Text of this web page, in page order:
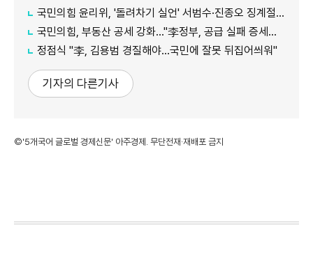
국민의힘 윤리위, '돌려차기 실언' 서범수·진종오 징계절차 개시
국민의힘, 부동산 공세 강화..."李정부, 공급 실패 증세로 덮으려 해"
정점식 "李, 김용범 경질해야...국민에 잘못 뒤집어씌워"
기자의 다른기사
©'5개국어 글로벌 경제신문' 아주경제. 무단전재·재배포 금지